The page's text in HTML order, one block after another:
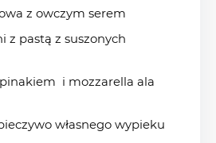
z owczym serem
z pastą z suszonych
i mozzarella ala
własnego wypieku